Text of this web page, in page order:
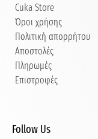
Cuka Store
Όροι χρήσης
Πολιτική απορρήτου
Αποστολές
Πληρωμές
Επιστροφές
Follow Us